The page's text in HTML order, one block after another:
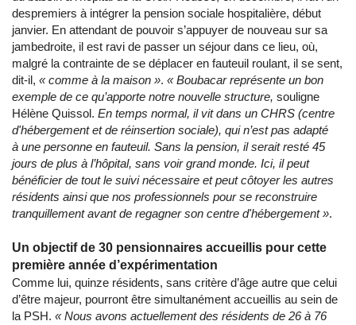
despremiers à intégrer la pension sociale hospitalière, début
janvier. En attendant de pouvoir s’appuyer de nouveau sur sa
jambedroite, il est ravi de passer un séjour dans ce lieu, où,
malgré la contrainte de se déplacer en fauteuil roulant, il se sent,
dit-il, « comme à la maison ». « Boubacar représente un bon
exemple de ce qu’apporte notre nouvelle structure, souligne
Hélène Quissol. En temps normal, il vit dans un CHRS (centre
d'hébergement et de réinsertion sociale), qui n’est pas adapté
à une personne en fauteuil. Sans la pension, il serait resté 45
jours de plus à l’hôpital, sans voir grand monde. Ici, il peut
bénéficier de tout le suivi nécessaire et peut côtoyer les autres
résidents ainsi que nos professionnels pour se reconstruire
tranquillement avant de regagner son centre d'hébergement ».
Un objectif de 30 pensionnaires accueillis pour cette
première année d’expérimentation
Comme lui, quinze résidents, sans critère d’âge autre que celui
d’être majeur, pourront être simultanément accueillis au sein de
la PSH. « Nous avons actuellement des résidents de 26 à 76